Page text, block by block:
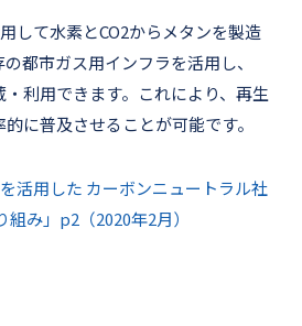
して水素とCO2からメタンを製造
都市ガス用インフラを活用し、
利用できます。これにより、再生
に普及させることが可能です。
活用した カーボンニュートラル社
み」p2（2020年2月）